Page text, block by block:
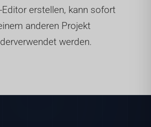
Editor erstellen, kann sofort
anderen Projekt
werden.